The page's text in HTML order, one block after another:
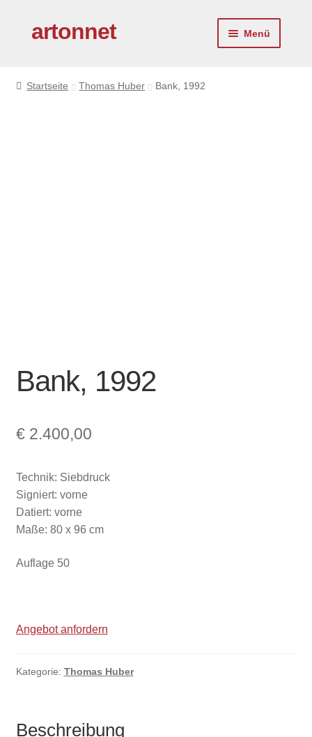
Zur
Zum
artonnet Menü
Startseite Thomas Huber Bank, 1992
Bank, 1992
€2.400,00
Technik: Siebdruck
Signiert: vorne
Datiert: vorne
Maße: 80 x 96 cm
Auflage 50
Angebot anfordern
Kategorie: Thomas Huber
Beschreibung